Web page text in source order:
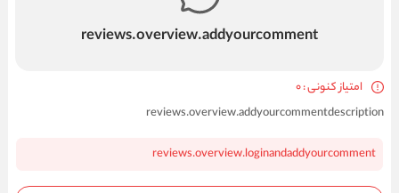
reviews.overview.addyourcomment
امتیاز کنونی : 0
reviews.overview.addyourcommentdescription
reviews.overview.loginandaddyourcomment